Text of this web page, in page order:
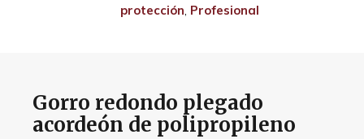
protección, Profesional
Gorro redondo plegado
acordeón de polipropileno